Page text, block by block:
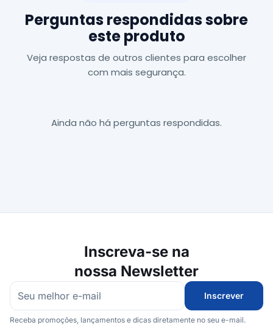
Perguntas respondidas sobre
este produto
Veja respostas de outros clientes para escolher
com mais segurança.
Ainda não há perguntas respondidas.
Inscreva-se na
nossa Newsletter
Inscrever
Receba promoções, lançamentos e dicas diretamente no seu e-mail.